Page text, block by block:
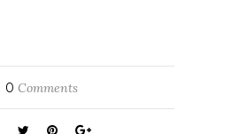
0 Comments